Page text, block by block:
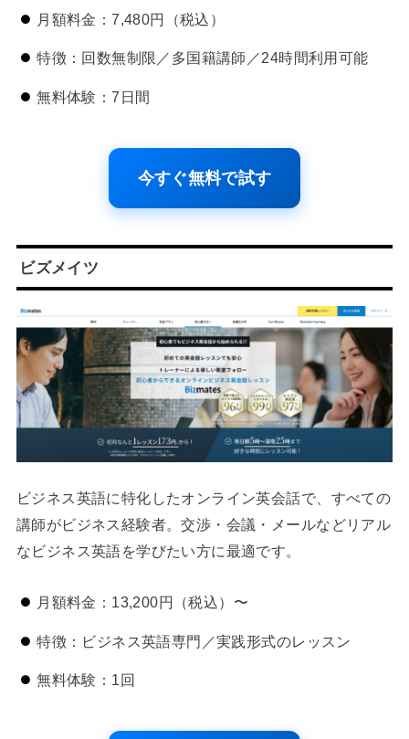
月額料金：7,480円（税込）
特徴：回数無制限／多国籍講師／24時間利用可能
無料体験：7日間
今すぐ無料で試す
ビズメイツ
ビジネス英語に特化したオンライン英会話で、すべての
講師がビジネス経験者。交渉・会議・メールなどリアル
なビジネス英語を学びたい方に最適です。
月額料金：13,200円（税込）〜
特徴：ビジネス英語専門／実践形式のレッスン
無料体験：1回